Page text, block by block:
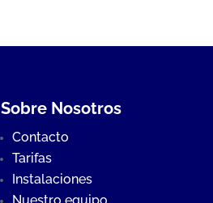
Sobre Nosotros
Contacto
Tarifas
Instalaciones